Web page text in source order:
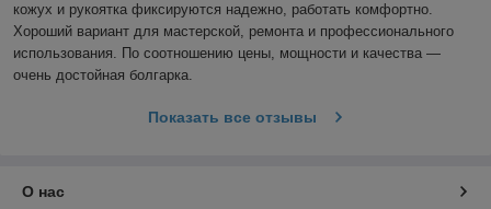
кожух и рукоятка фиксируются надежно, работать комфортно.
Хороший вариант для мастерской, ремонта и профессионального
использования. По соотношению цены, мощности и качества —
очень достойная болгарка.
Показать все отзывы
О нас